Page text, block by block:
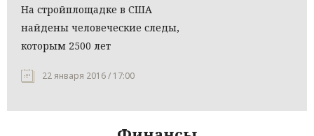
На стройплощадке в США
найдены человеческие следы,
которым 2500 лет
22 января 2016 / 17:00